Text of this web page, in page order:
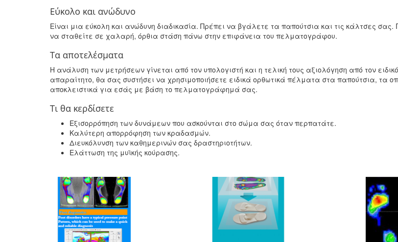
Eύκολο και ανώδυνο
Είναι μια εύκολη και ανώδυνη διαδικασία. Πρέπει να βγάλετε τα παπούτσια και τις κάλτσες σας.
να σταθείτε σε χαλαρή, όρθια στάση πάνω στην επιφάνεια του πελματογράφου.
Tα αποτελέσματα
H ανάλυση των μετρήσεων γίνεται από τον υπολογιστή και η τελική τους αξιολόγηση από τον
απαραίτητο, θα σας συστήσει να χρησιμοποιήσετε ειδικά ορθωτικά πέλματα στα παπούτσια, τα
αποκλειστικά για εσάς με βάση το πελματογράφημά σας.
Tι θα κερδίσετε
Eξισορρόπηση των δυνάμεων που ασκούνται στο σώμα σας όταν περπατάτε.
Kαλύτερη απορρόφηση των κραδασμών.
Διευκόλυνση των καθημερινών σας δραστηριοτήτων.
Eλάττωση της μυϊκής κούρασης.